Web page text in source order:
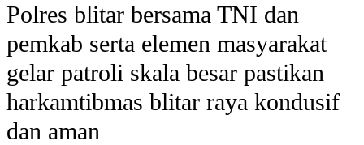
Polres blitar bersama TNI dan
pemkab serta elemen masyarakat
gelar patroli skala besar pastikan
harkamtibmas blitar raya kondusif
dan aman